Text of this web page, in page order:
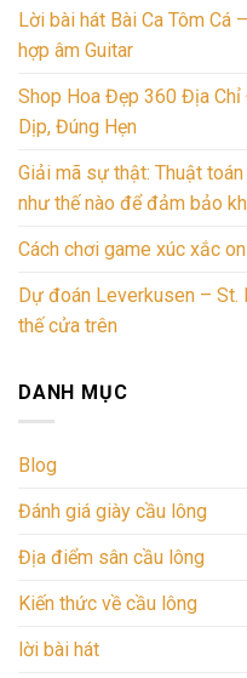
Lời bài hát Bài Ca Tôm Cá
hợp âm Guitar
Shop Hoa Đẹp 360 Địa
Dịp, Đúng Hẹn
Giải mã sự thật: Thuật
như thế nào để đảm bảo
Cách chơi game xúc xắc
Dự đoán Leverkusen – St.
thế cửa trên
DANH MỤC
Blog
Đánh giá giày cầu lông
Địa điểm sân cầu lông
Kiến thức về cầu lông
lời bài hát